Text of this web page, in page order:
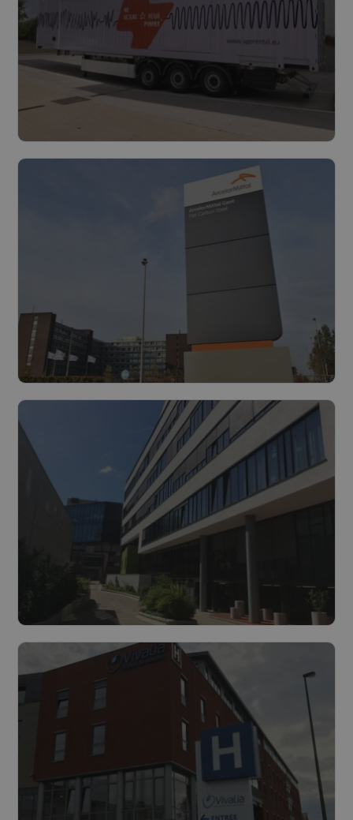
Luminus Solutions lanceert grootste
mobiele UPS in Europa
Luminus Solutions bouwt een
innovatieve stoomturbine op de site
van ArcelorMittal in Gent
Lees meer
Nieuwe WKK-installatie in gebruik
genomen bij UZ Antwerpen
Lees meer